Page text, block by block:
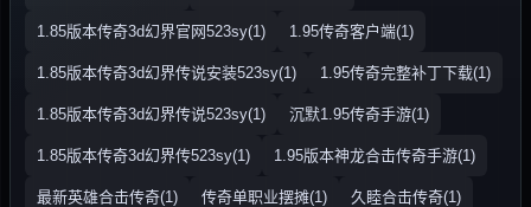
1.85版本传奇3d幻界官网523sy(1) 1.95传奇客户端(1)
1.85版本传奇3d幻界传说安装523sy(1) 1.95传奇完整补丁下载(1)
1.85版本传奇3d幻界传说523sy(1) 沉默1.95传奇手游(1)
1.85版本传奇3d幻界传523sy(1) 1.95版本神龙合击传奇手游(1)
最新英雄合击传奇(1) 传奇单职业摆摊(1) 久睦合击传奇(1)